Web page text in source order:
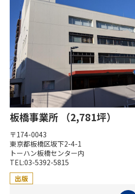
板橋事業所 （2,781坪）
〒174-0043
東京都板橋区坂下2-4-1
トーハン板橋センター内
TEL:03-5392-5815
出版